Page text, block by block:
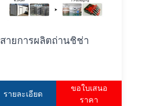
สายการผลิตถ่านชิช่า
รายละเอียด
ขอใบเสนอ
ราคา